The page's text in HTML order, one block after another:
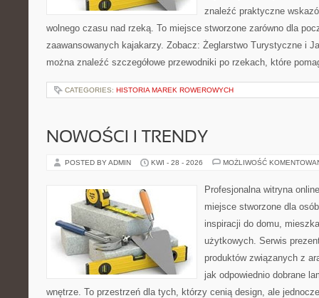
znaleźć praktyczne
wolnego czasu nad rzeką. To miejsce stworzone zarówno dla
zaawansowanych kajakarzy. Zobacz: Żeglarstwo Turystyczne i
można znaleźć szczegółowe przewodniki po rzekach, które
CATEGORIES: HISTORIA MAREK ROWEROWYCH
NOWOŚCI I TRENDY
POSTED BY ADMIN KWI - 28 - 2026 MOŻLIWOŚĆ
Profesjonalna witryna
miejsce stworzone dla
inspiracji do domu,
użytkowych. Serwis
produktów związanych z
jak odpowiednio dobrane
wnętrze. To przestrzeń dla tych, którzy cenią design, ale